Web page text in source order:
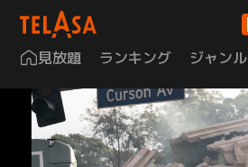
見放題 ランキング ジャンル